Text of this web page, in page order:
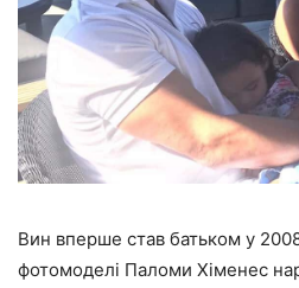
Вин вперше став батьком у
фотомоделі Паломи Хіменес